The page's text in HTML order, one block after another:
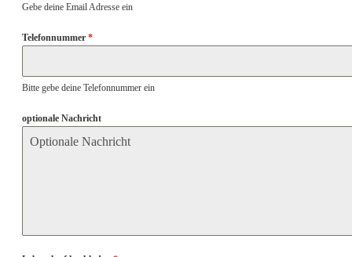
Gebe deine Email Adresse ein
Telefonnummer *
Bitte gebe deine Telefonnummer ein
optionale Nachricht